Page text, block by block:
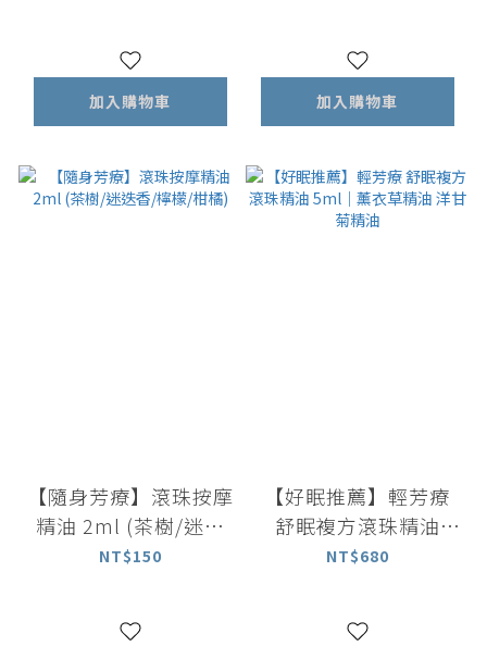
加入購物車 加入購物車
【隨身芳療】滾珠按摩
精油 2ml (茶樹/迷迭
香/檸檬/柑橘)
NT$150
【好眠推薦】輕芳療
舒眠複方滾珠精油
5ml｜薰衣草精油 洋
NT$680